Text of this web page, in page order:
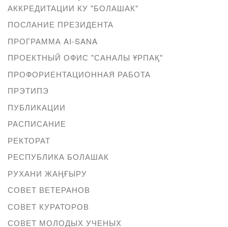
АККРЕДИТАЦИИ КУ "БОЛАШАК"
ПОСЛАНИЕ ПРЕЗИДЕНТА
ПРОГРАММА AI-SANA
ПРОЕКТНЫЙ ОФИС "САНАЛЫ ҰРПАҚ"
ПРОФОРИЕНТАЦИОННАЯ РАБОТА
ПРЭТИПЭ
ПУБЛИКАЦИИ
РАСПИСАНИЕ
РЕКТОРАТ
РЕСПУБЛИКА БОЛАШАК
РУХАНИ ЖАҢҒЫРУ
СОВЕТ ВЕТЕРАНОВ
СОВЕТ КУРАТОРОВ
СОВЕТ МОЛОДЫХ УЧЕНЫХ